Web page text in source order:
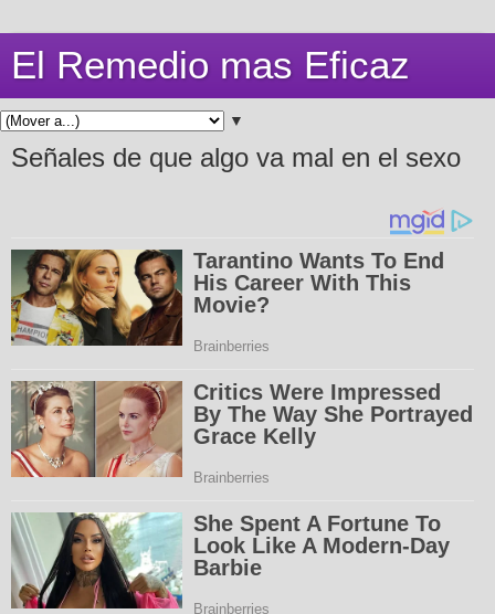
El Remedio mas Eficaz
▼
Señales de que algo va mal en el sexo